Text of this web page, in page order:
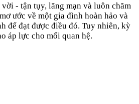
- tận tụy, lãng mạn và luôn chăm
ước về một gia đình hoàn hảo và
để đạt được điều đó. Tuy nhiên, kỳ
áp lực cho mối quan hệ.